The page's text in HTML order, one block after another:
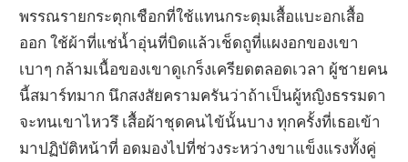
พรรณรายกระตุกเชือกที่ใช้แทนกระดุมเสื้อแบะอกเสื้อ
ออก ใช้ผ้าที่แช่น้ำอุ่นที่บิดแล้วเช็ดถูที่แผงอกของเขา
เบาๆ กล้ามเนื้อของเขาดูเกร็งเครียดตลอดเวลา ผู้ชายคน
นี้สมาร์ทมาก นึกสงสัยครามครันว่าถ้าเป็นผู้หญิงธรรมดา
จะทนเขาไหวรึ เสื้อผ้าชุดคนไข้นั้นบาง ทุกครั้งที่เธอเข้า
มาปฏิบัติหน้าที่ อดมองไปที่ช่วงระหว่างขาแข็งแรงทั้งคู่